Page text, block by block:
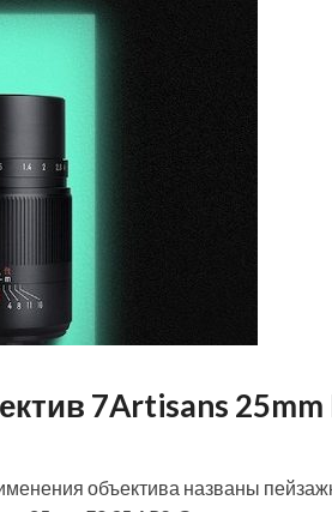
7Artisans 25mm
объектива названы